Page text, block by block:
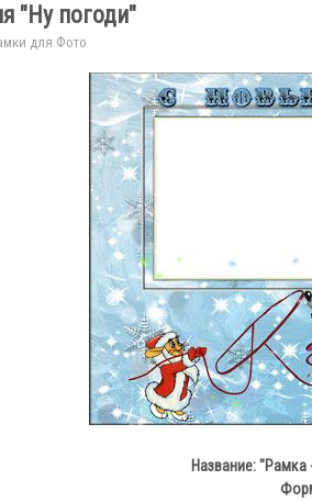
"Ну погоди"
для Фото
Название: